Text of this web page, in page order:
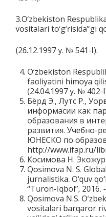
3.O‘zbekiston
vositalari to‘g‘risida”gi
(26.12.1997 y. № 541-I).
O‘zbekiston
faoliyatini himoya
(24.04.1997 y. № 402-
Бёрд Э., Лутс Р.,
информасии как
образования в
развития. Учебно-
ЮНЕСКО по
http://www.ifap.ru/
Косимова Н.
Qosimova N. S.
jurnalistika. O‘quv
“Turon-Iqbol”, 2016.
Qosimova N.S.
vositalari barqaror